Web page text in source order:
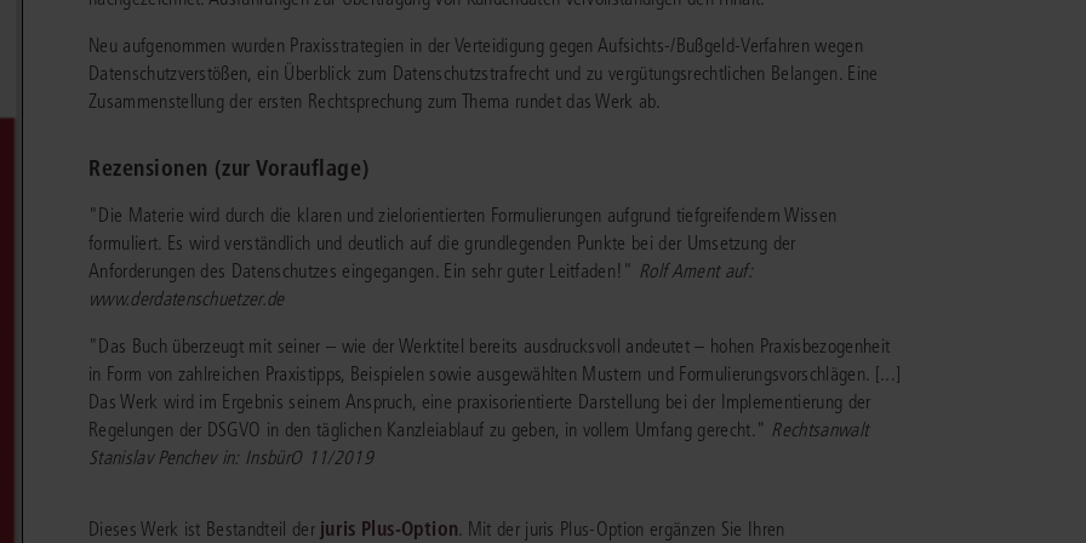
Finden Sie Lösungen und Inhalte, die zu Ihrem Fachgebiet passen.
Arbeitsrecht
Compliance
Datenschutzrecht
Erbrecht
Familienrecht
Handels- und Gesellschaftsrecht
IT-und Medienrecht
Notare
Sozialrecht
Steuerrecht
Strafrecht
Unternehmensjuristen
Verkehrsrecht
Wettbewerbs- und
JURIS BUSINESS
Praxisnah und intuitiv: Schutz vor rechtlichen
und Steuerberater .
mehr erfahren
JURIS AKADEMIE
Qualifiziert und zertifiziert: Online-
mehr erfahren
(Mo-Do 9-18 Uhr, Fr 9-17 Uhr).
Vereine und Verbände
Unternehmen
Studium und Hochschule
WEITERE SERVICES
Downloads
Veranstaltungen
juris PraxisReporte
Neu aufgenommen wurden Praxisstrategien in der Verteidigung gegen Aufsichts-/Bußgeld-Verfahren wegen
Datenschutzverstößen, ein Überblick zum Datenschutzstrafrecht und zu vergütungsrechtlichen Belangen. Eine
Zusammenstellung der ersten Rechtsprechung zum Thema rundet das Werk ab.
Rezensionen (zur Vorauflage)
"Die Materie wird durch die klaren und zielorientierten Formulierungen aufgrund tiefgreifendem Wissen
formuliert. Es wird verständlich und deutlich auf die grundlegenden Punkte bei der Umsetzung der
Anforderungen des Datenschutzes eingegangen. Ein sehr guter Leitfaden!" Rolf Ament auf:
www.derdatenschuetzer.de
"Das Buch überzeugt mit seiner – wie der Werktitel bereits ausdrucksvoll andeutet – hohen Praxisbezogenheit
in Form von zahlreichen Praxistipps, Beispielen sowie ausgewählten Mustern und Formulierungsvorschlägen. [...]
Das Werk wird im Ergebnis seinem Anspruch, eine praxisorientierte Darstellung bei der Implementierung der
Regelungen der DSGVO in den täglichen Kanzleiablauf zu geben, in vollem Umfang gerecht." Rechtsanwalt
Stanislav Penchev in: InsbürO 11/2019
Dieses Werk ist Bestandteil der juris Plus-Option. Mit der juris Plus-Option ergänzen Sie Ihren